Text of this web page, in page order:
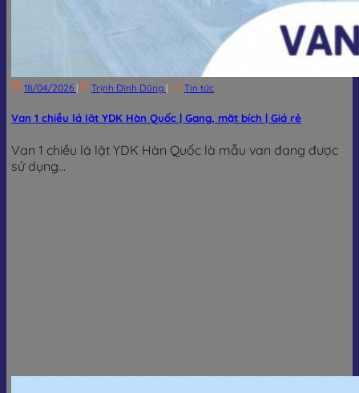
18/04/2026 | Trịnh Đình Dũng | Tin tức
Van 1 chiều lá lật YDK Hàn Quốc | Gang, mặt bích | Giá rẻ
Van 1 chiều lá lật YDK Hàn Quốc là mẫu van đang được
sử dụng...